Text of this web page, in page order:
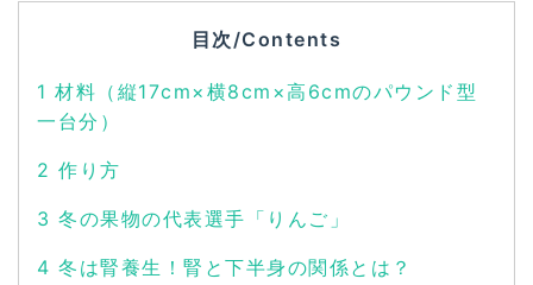
目次/Contents
1 材料（縦17cm×横8cm×高6cmのパウンド型
一台分）
2 作り方
3 冬の果物の代表選手「りんご」
4 冬は腎養生！腎と下半身の関係とは？